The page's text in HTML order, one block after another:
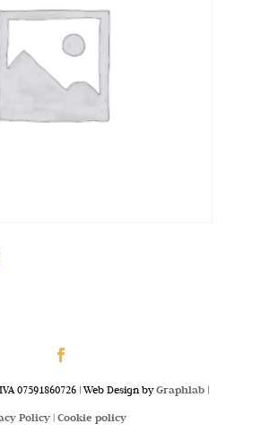
07591860726 | Web Design byGraphlab|
Policy |Cookie policy